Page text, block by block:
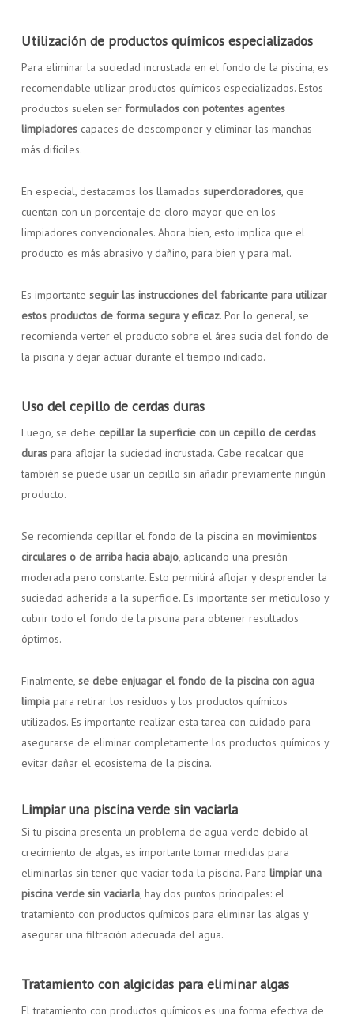
Utilización de productos químicos especializados
Para eliminar la suciedad incrustada en el fondo de la piscina, es
recomendable utilizar productos químicos especializados. Estos
productos suelen ser formulados con potentes agentes
limpiadorescapaces de descomponer y eliminar las manchas
más difíciles.
En especial, destacamos los llamados supercloradores, que
cuentan con un porcentaje de cloro mayor que en los
limpiadores convencionales. Ahora bien, esto implica que el
producto es más abrasivo y dañino, para bien y para mal.
Es importante seguir las instrucciones del fabricante para utilizar
estos productos de forma segura y eficaz. Por lo general, se
recomienda verter el producto sobre el área sucia del fondo de
la piscina y dejar actuar durante el tiempo indicado.
Uso del cepillo de cerdas duras
Luego, se debe cepillar la superficie con un cepillo de cerdas
duraspara aflojar la suciedad incrustada. Cabe recalcar que
también se puede usar un cepillo sin añadir previamente ningún
producto.
Se recomienda cepillar el fondo de la piscina en movimientos
circulares o de arriba hacia abajo, aplicando una presión
moderada pero constante. Esto permitirá aflojar y desprender la
suciedad adherida a la superficie. Es importante ser meticuloso y
cubrir todo el fondo de la piscina para obtener resultados
óptimos.
Finalmente, se debe enjuagar el fondo de la piscina con agua
limpiapara retirar los residuos y los productos químicos
utilizados. Es importante realizar esta tarea con cuidado para
asegurarse de eliminar completamente los productos químicos y
evitar dañar el ecosistema de la piscina.
Limpiar una piscina verde sin vaciarla
Si tu piscina presenta un problema de agua verde debido al
crecimiento de algas, es importante tomar medidas para
eliminarlas sin tener que vaciar toda la piscina. Para limpiar una
piscina verde sin vaciarla, hay dos puntos principales: el
tratamiento con productos químicos para eliminar las algas y
asegurar una filtración adecuada del agua.
Tratamiento con algicidas para eliminar algas
El tratamiento con productos químicos es una forma efectiva de